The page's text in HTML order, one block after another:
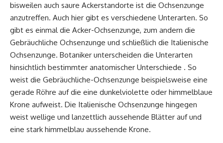
bisweilen auch saure Ackerstandorte ist die Ochsenzunge
anzutreffen. Auch hier gibt es verschiedene Unterarten. So
gibt es einmal die Acker-Ochsenzunge, zum andern die
Gebräuchliche Ochsenzunge und schließlich die Italienische
Ochsenzunge. Botaniker unterscheiden die Unterarten
hinsichtlich bestimmter anatomischer Unterschiede . So
weist die Gebräuchliche-Ochsenzunge beispielsweise eine
gerade Röhre auf die eine dunkelviolette oder himmelblaue
Krone aufweist. Die Italienische Ochsenzunge hingegen
weist wellige und lanzettlich aussehende Blätter auf und
eine stark himmelblau aussehende Krone.